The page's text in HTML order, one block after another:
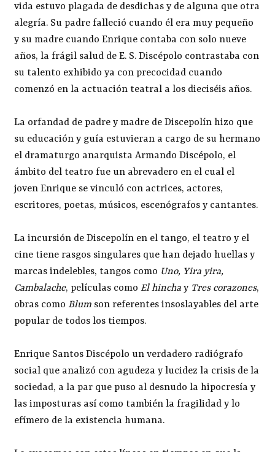
vida estuvo plagada de desdichas y de alguna que otra
alegría. Su padre falleció cuando él era muy pequeño
y su madre cuando Enrique contaba con solo nueve
años, la frágil salud de E. S. Discépolo contrastaba con
su talento exhibido ya con precocidad cuando
comenzó en la actuación teatral a los dieciséis años.
La orfandad de padre y madre de Discepolín hizo que
su educación y guía estuvieran a cargo de su hermano
el dramaturgo anarquista Armando Discépolo, el
ámbito del teatro fue un abrevadero en el cual el
joven Enrique se vinculó con actrices, actores,
escritores, poetas, músicos, escenógrafos y cantantes.
La incursión de Discepolín en el tango, el teatro y el
cine tiene rasgos singulares que han dejado huellas y
marcas indelebles, tangos como Uno, Yira yira,
Cambalache, películas comoEl hincha y Tres corazones,
obras comoBlum son referentes insoslayables del arte
popular de todos los tiempos.
Enrique Santos Discépolo un verdadero radiógrafo
social que analizó con agudeza y lucidez la crisis de la
sociedad, a la par que puso al desnudo la hipocresía y
las imposturas así como también la fragilidad y lo
efímero de la existencia humana.